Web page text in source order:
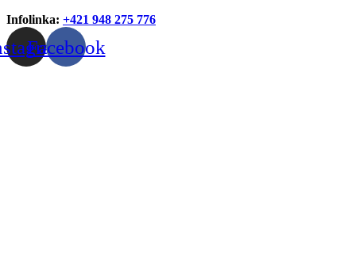
Infolinka: +421 948 275 776
Facebook